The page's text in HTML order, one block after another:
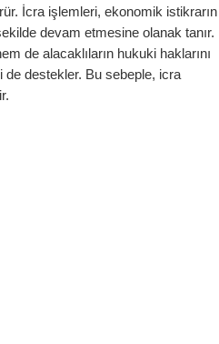
İcra işlemleri, ekonomik istikrarın
devam etmesine olanak tanır.
de alacaklıların hukuki haklarını
de destekler. Bu sebeple, icra